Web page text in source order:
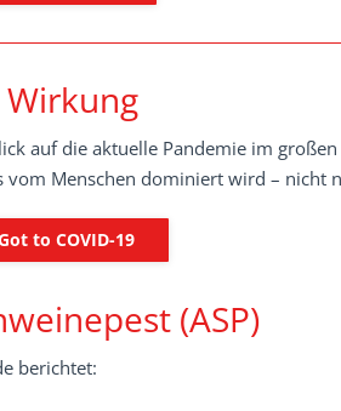
Wirkung
auf die aktuelle Pandemie im
Menschen dominiert wird – nicht
to COVID-19
(ASP)
berichtet: